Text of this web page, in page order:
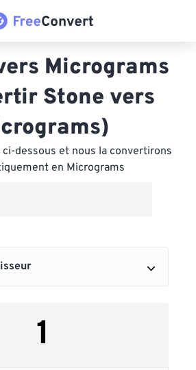
Micrograms
Stone vers
dessous et nous la convertirons
en Micrograms